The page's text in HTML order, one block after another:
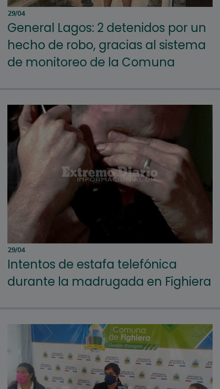
29/04
General Lagos: 2 detenidos por un
hecho de robo, gracias al sistema
de monitoreo de la Comuna
29/04
Intentos de estafa telefónica
durante la madrugada en Fighiera